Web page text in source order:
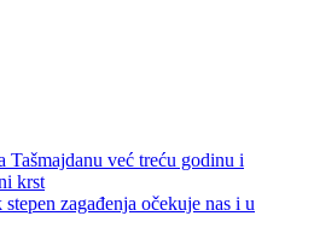
Tašmajdanu već treću godinu i
krst
zagađenja očekuje nas i u